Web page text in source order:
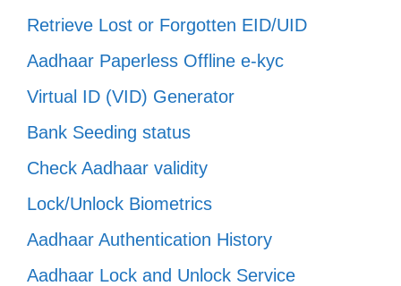
Retrieve Lost or Forgotten EID/UID
Aadhaar Paperless Offline e-kyc
Virtual ID (VID) Generator
Bank Seeding status
Check Aadhaar validity
Lock/Unlock Biometrics
Aadhaar Authentication History
Aadhaar Lock and Unlock Service